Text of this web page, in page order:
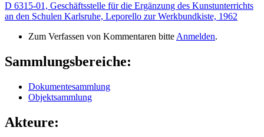
D 6315-01, Geschäftsstelle für die Ergänzung des Kunstunterrichts
an den Schulen Karlsruhe, Leporello zur Werkbundkiste, 1962
Zum Verfassen von Kommentaren bitte Anmelden.
Sammlungsbereiche:
Dokumentesammlung
Objektsammlung
Akteure: